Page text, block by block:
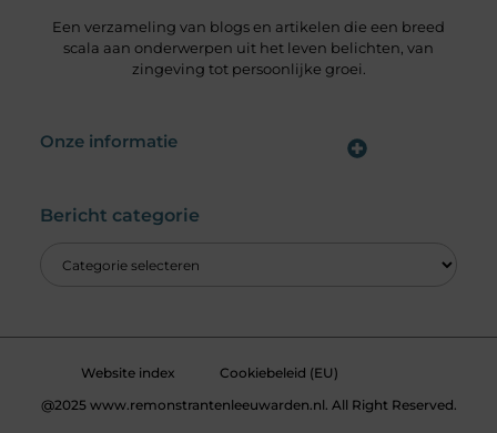
Een verzameling van blogs en artikelen die een breed
scala aan onderwerpen uit het leven belichten, van
zingeving tot persoonlijke groei.
Onze informatie
Bericht categorie
Website index
Cookiebeleid (EU)
@2025 www.remonstrantenleeuwarden.nl. All Right Reserved.